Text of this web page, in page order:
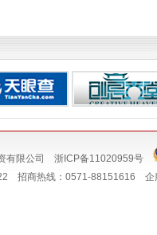
有限公司 浙ICP备11020959号
招商热线：0571-88151616